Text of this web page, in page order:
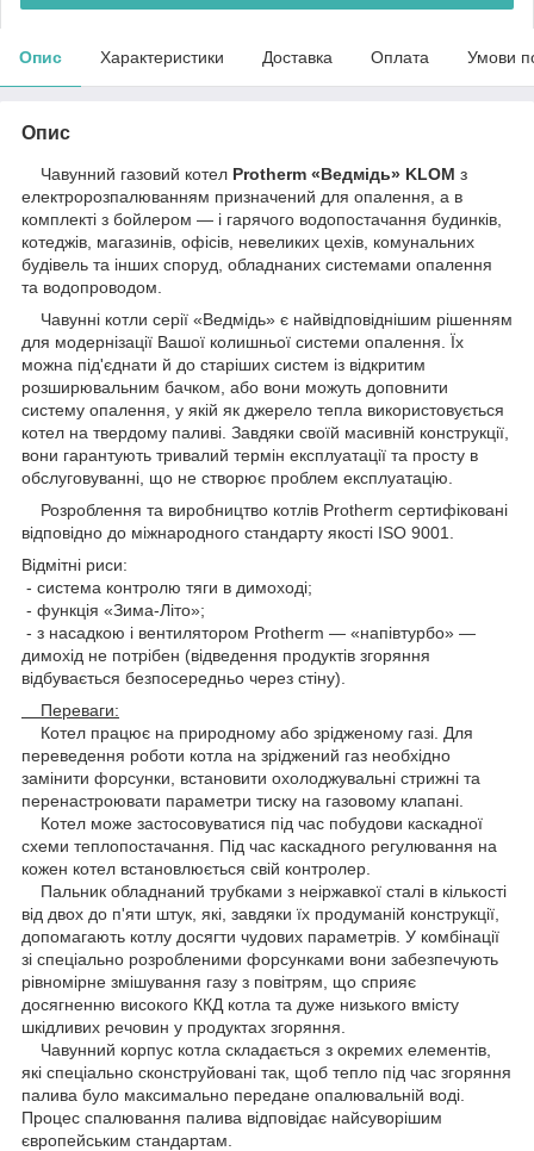
Опис Характеристики Доставка Оплата Умови
Опис
Чавунний газовий котел Protherm «Ведмідь» KLOM з
електророзпалюванням призначений для опалення, а в
комплекті з бойлером — і гарячого водопостачання будинків,
котеджів, магазинів, офісів, невеликих цехів, комунальних
будівель та інших споруд, обладнаних системами опалення
та водопроводом.
Чавунні котли серії «Ведмідь» є найвідповіднішим рішенням
для модернізації Вашої колишньої системи опалення. Їх
можна під'єднати й до старіших систем із відкритим
розширювальним бачком, або вони можуть доповнити
систему опалення, у якій як джерело тепла використовується
котел на твердому паливі. Завдяки своїй масивній конструкції,
вони гарантують тривалий термін експлуатації та просту в
обслуговуванні, що не створює проблем експлуатацію.
Розроблення та виробництво котлів Protherm сертифіковані
відповідно до міжнародного стандарту якості ISO 9001.
Відмітні риси:
- система контролю тяги в димоході;
- функція «Зима-Літо»;
- з насадкою і вентилятором Protherm — «напівтурбо» —
димохід не потрібен (відведення продуктів згоряння
відбувається безпосередньо через стіну).
Переваги:
Котел працює на природному або зрідженому газі. Для
переведення роботи котла на зріджений газ необхідно
замінити форсунки, встановити охолоджувальні стрижні та
перенастроювати параметри тиску на газовому клапані.
Котел може застосовуватися під час побудови каскадної
схеми теплопостачання. Під час каскадного регулювання на
кожен котел встановлюється свій контролер.
Пальник обладнаний трубками з неіржавкої сталі в кількості
від двох до п'яти штук, які, завдяки їх продуманій конструкції,
допомагають котлу досягти чудових параметрів. У комбінації
зі спеціально розробленими форсунками вони забезпечують
рівномірне змішування газу з повітрям, що сприяє
досягненню високого ККД котла та дуже низького вмісту
шкідливих речовин у продуктах згоряння.
Чавунний корпус котла складається з окремих елементів,
які спеціально сконструйовані так, щоб тепло під час згоряння
палива було максимально передане опалювальній воді.
Процес спалювання палива відповідає найсуворішим
європейським стандартам.